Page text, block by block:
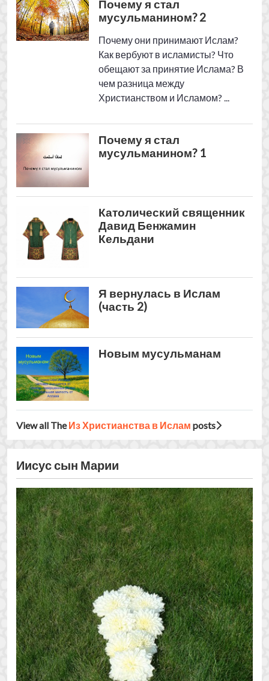
Католический священник
Давид Бенжамин
Кельдани
Я вернулась в Ислам
(часть 2)
View all TheИз Христианства в Ислам
Иисус сын Марии
Бог ли Иисус? 3
«Однако Мы бросаем истину в ложь, и она